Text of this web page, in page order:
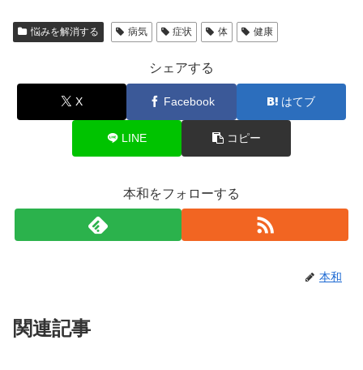
悩みを解消する 病気 症状 体 健康
シェアする
X Facebook はてブ
LINE コピー
本和をフォローする
本和
関連記事